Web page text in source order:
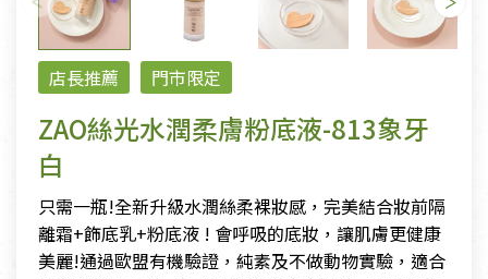
店長推薦 門市限定
ZAO絲光水潤柔膚粉底液-813象牙
白
只需一瓶!全新升級水潤絲柔裸妝感，完美結合妝前隔
離霜+飾底乳+粉底液 ! 會呼吸的底妝，讓肌膚更健康
美麗!通過歐盟有機驗證，純素及不做動物實驗，適合